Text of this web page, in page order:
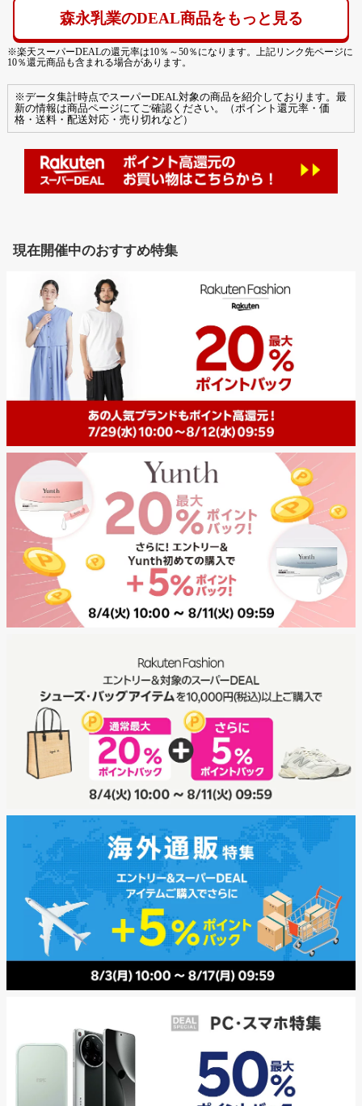
森永乳業のDEAL商品をもっと見る
※楽天スーパーDEALの還元率は10％～50％になります。上記リンク先ページに
10％還元商品も含まれる場合があります。
※データ集計時点でスーパーDEAL対象の商品を紹介しております。最
新の情報は商品ページにてご確認ください。（ポイント還元率・価
格・送料・配送対応・売り切れなど）
現在開催中のおすすめ特集